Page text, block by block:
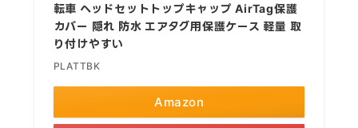
転車 ヘッドセットトップキャップ AirTag保護
カバー 隠れ 防水 エアタグ用保護ケース 軽量 取
り付けやすい
PLATTBK
Amazon